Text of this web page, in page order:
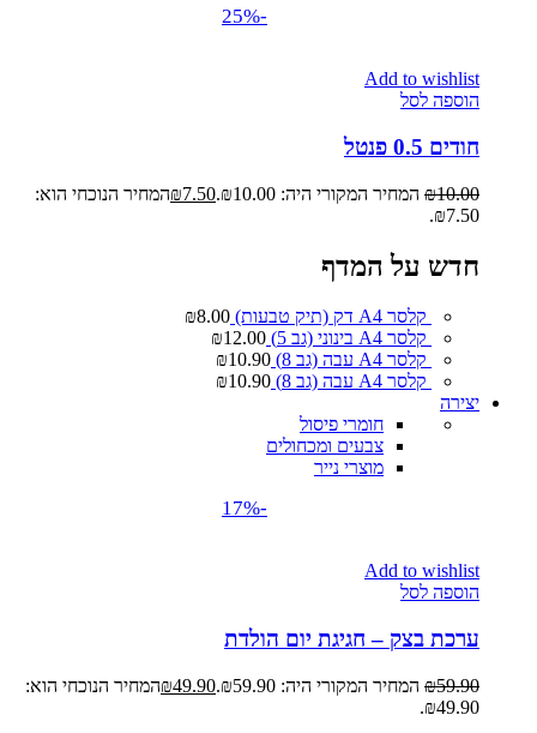
-25%
Add to wishlist
הוספה לסל
חודים 0.5 פנטל
₪10.00 המחיר המקורי היה: ₪10.00. ₪7.50
המחיר הנוכחי הוא:
₪7.50.
חדש על המדף
קלסר A4 דק (תיק טבעות) ₪8.00
קלסר A4 בינוני (גב 5)
₪12.00
קלסר A4 עבה (גב 8)
₪10.90
קלסר A4 עבה (גב 8)
₪10.90
יצירה
חומרי פיסול
צבעים ומכחולים
מוצרי נייר
-17%
Add to wishlist
הוספה לסל
ערכת בצק – חגיגת יום הולדת
₪59.90 המחיר המקורי היה: ₪59.90. ₪49.90
המחיר הנוכחי הוא:
₪49.90.